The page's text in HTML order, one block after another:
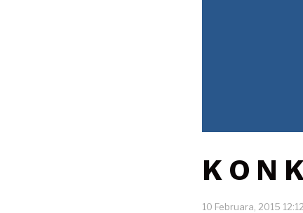
K O N
10 Februara, 2015 12:12